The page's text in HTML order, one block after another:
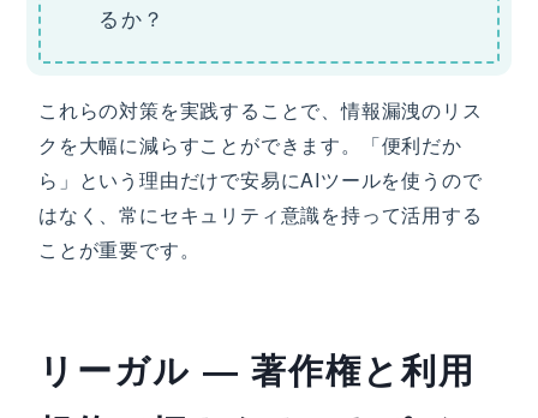
るか？
これらの対策を実践することで、情報漏洩のリス
クを大幅に減らすことができます。「便利だか
ら」という理由だけで安易にAIツールを使うので
はなく、常にセキュリティ意識を持って活用する
ことが重要です。
リーガル ― 著作権と利用